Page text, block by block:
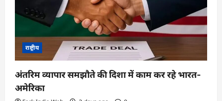
राष्ट्रीय
अंतरिम व्यापार समझौते की दिशा में काम कर रहे भारत-
अमेरिका